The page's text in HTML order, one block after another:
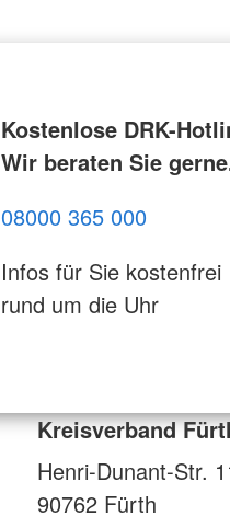
Kostenlose DRK-
Wir beraten Sie
08000 365 000
Infos für Sie kostenfrei
rund um die Uhr
Kreisverband
Henri-Dunant-Str.
90762 Fürth